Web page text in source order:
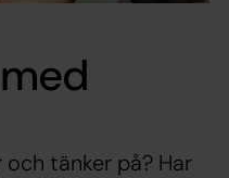
tänker på? Har